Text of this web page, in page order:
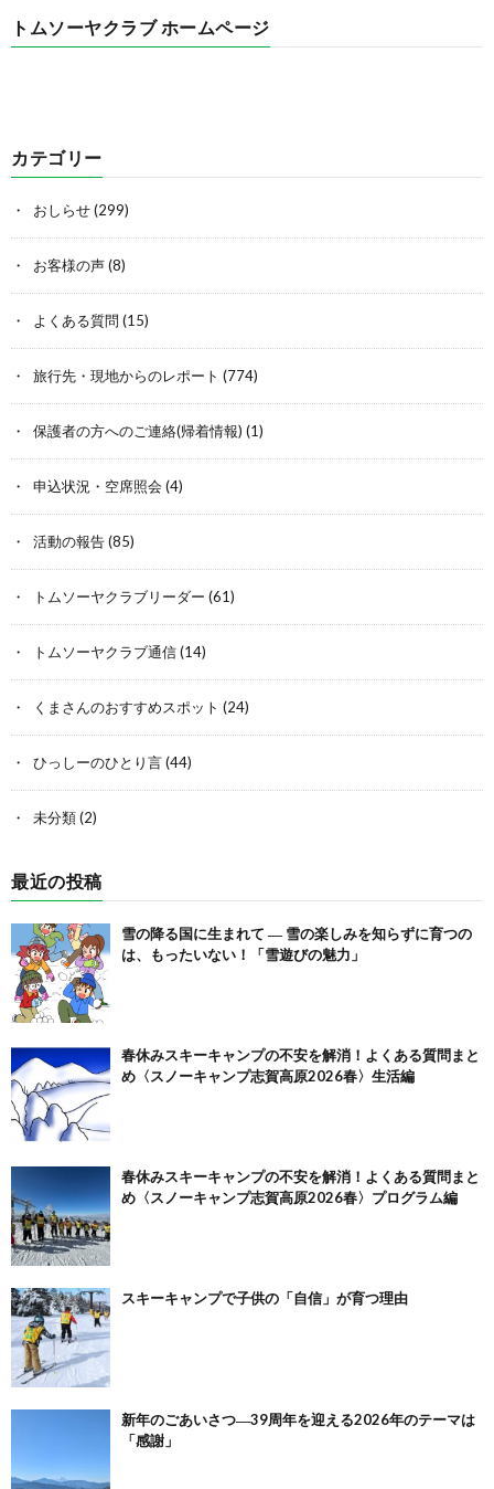
トムソーヤクラブ ホームページ
カテゴリー
おしらせ(299)
お客様の声(8)
よくある質問 (15)
旅行先・現地からのレポート (774)
保護者の方へのご連絡(帰着情報) (1)
申込状況・空席照会 (4)
活動の報告(85)
トムソーヤクラブリーダー (61)
トムソーヤクラブ通信(14)
くまさんのおすすめスポット (24)
ひっしーのひとり言(44)
未分類(2)
最近の投稿
雪の降る国に生まれて ― 雪の楽しみを知らずに育つの
は、もったいない！「雪遊びの魅力」
春休みスキーキャンプの不安を解消！よくある質問まと
め〈スノーキャンプ志賀高原2026春〉生活編
春休みスキーキャンプの不安を解消！よくある質問まと
め〈スノーキャンプ志賀高原2026春〉プログラム編
スキーキャンプで子供の「自信」が育つ理由
新年のごあいさつ―39周年を迎える2026年のテーマは
「感謝」